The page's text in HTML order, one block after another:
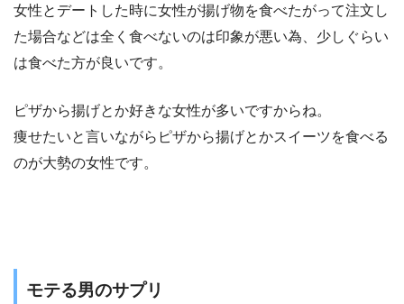
女性とデートした時に女性が揚げ物を食べたがって注文し
た場合などは全く食べないのは印象が悪い為、少しぐらい
は食べた方が良いです。
ピザから揚げとか好きな女性が多いですからね。
痩せたいと言いながらピザから揚げとかスイーツを食べる
のが大勢の女性です。
モテる男のサプリ